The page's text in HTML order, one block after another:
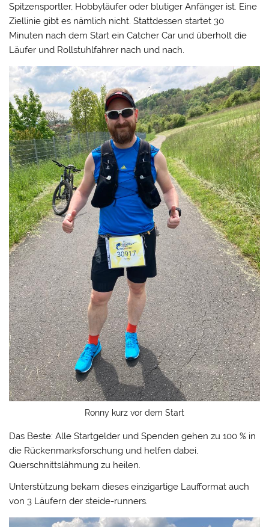
Spitzensportler, Hobbyläufer oder blutiger Anfänger ist. Eine
Ziellinie gibt es nämlich nicht. Stattdessen startet 30
Minuten nach dem Start ein Catcher Car und überholt die
Läufer und Rollstuhlfahrer nach und nach.
Ronny kurz vor dem Start
Das Beste: Alle Startgelder und Spenden gehen zu 100 % in
die Rückenmarksforschung und helfen dabei,
Querschnittslähmung zu heilen.
Unterstützung bekam dieses einzigartige Laufformat auch
von 3 Läufern der steide-runners.